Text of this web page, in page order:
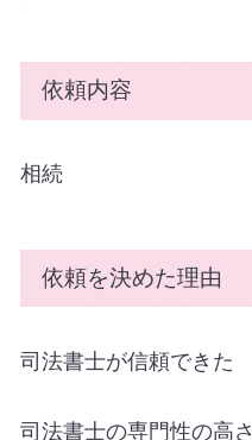
依頼内容
相続
依頼を決めた理由
司法書士が信頼できた
司法書士の専門性の高さ